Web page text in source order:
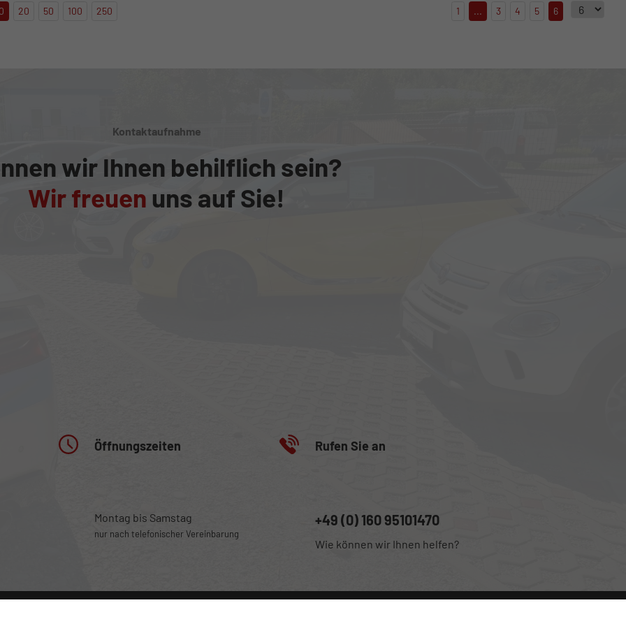
20 50 100 250 1 ... 3 4 5 6
Kontaktaufnahme
wir Ihnen behilflich sein?
Wir freuen uns auf Sie!
Öffnungszeiten
Montag bis Samstag
nur nach telefonischer Vereinbarung
Rufen Sie an
+49 (0) 160 95101470
Wie können wir Ihnen helfen?